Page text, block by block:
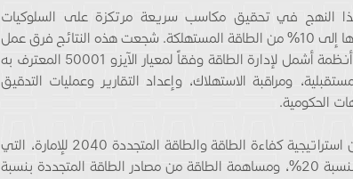
كوفيد-19 عام 2020، أسهم هذا النهج في تحقيق مكاسب سريعة مرتكزة على السلوكيات
الاستهلاكية، مما أدى إلى تحقيق وفورات وصلت نسبتها إلى 10% من الطاقة المستهلكة. شجعت هذه النتائج فرق عمل
الطاقة على اتخاذ خطوات متقدمة، من خلال تأسيس أنظمة أشمل لإدارة الطاقة وفقاً لمعيار الآيزو 50001 المعترف به
ومراقبة الاستهلاك، وإعداد التقارير وعمليات التدقيق
الحكومية.
تعتبر مبادرة إدارة الطاقة لحكومة رأس الخيمة جزءًا من استراتيجية كفاءة الطاقة والطاقة المتجددة 2040 للإمارة، التي
تهدف إلى توفير الطاقة بنسبة 30%، وتوفير المياه بنسبة 20%، ومساهمة الطاقة من مصادر الطاقة المتجددة بنسبة